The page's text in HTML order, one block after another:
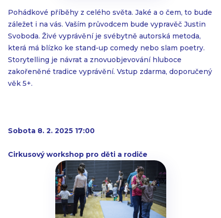
Pohádkové příběhy z celého světa. Jaké a o čem, to bude
záležet i na vás. Vaším průvodcem bude vypravěč Justin
Svoboda. Živé vyprávění je svébytně autorská metoda,
která má blízko ke stand-up comedy nebo slam poetry.
Storytelling je návrat a znovuobjevování hluboce
zakořeněné tradice vyprávění. Vstup zdarma, doporučený
věk 5+.
Sobota 8. 2. 2025 17:00
Cirkusový workshop pro děti a rodiče